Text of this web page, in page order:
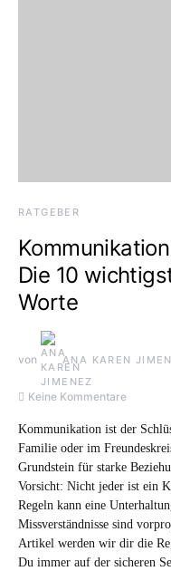
RATGEBER
Die 10
Worte
von ANA KAREN
Keine Kommentare
Kommunikation ist der
Familie oder im
Grundstein für starke
Vorsicht: Nicht jeder ist ein
Regeln kann eine
Missverständnisse sind
Artikel werden wir dir die
Du immer auf der sicheren